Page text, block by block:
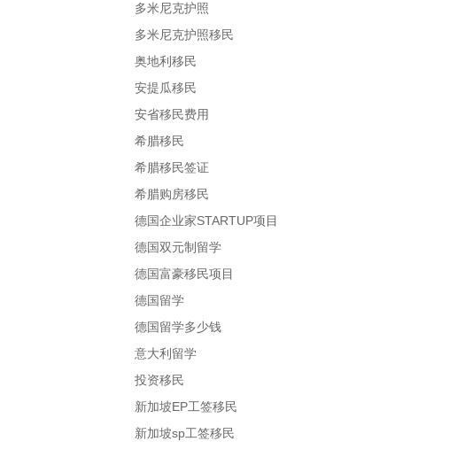
多米尼克护照
多米尼克护照移民
奥地利移民
安提瓜移民
安省移民费用
希腊移民
希腊移民签证
希腊购房移民
德国企业家STARTUP项目
德国双元制留学
德国富豪移民项目
德国留学
德国留学多少钱
意大利留学
投资移民
新加坡EP工签移民
新加坡sp工签移民